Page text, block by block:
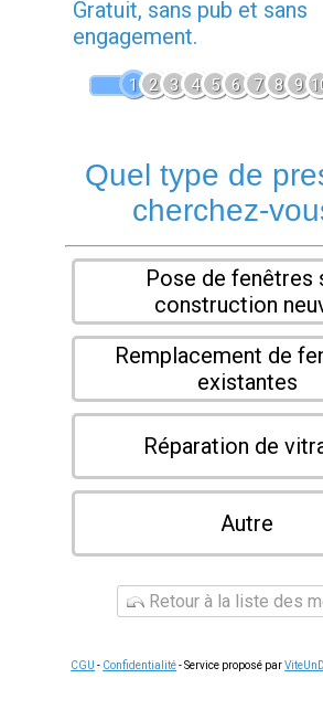
Gratuit, sans pub et sans
engagement.
1 2 3 4 5 6 7 8 9
Quel type de
cherchez-
Pose de fenêtres
construction
Remplacement de
existantes
Réparation de
Autre
Retour à la liste des
CGU - Confidentialité- Service proposé par